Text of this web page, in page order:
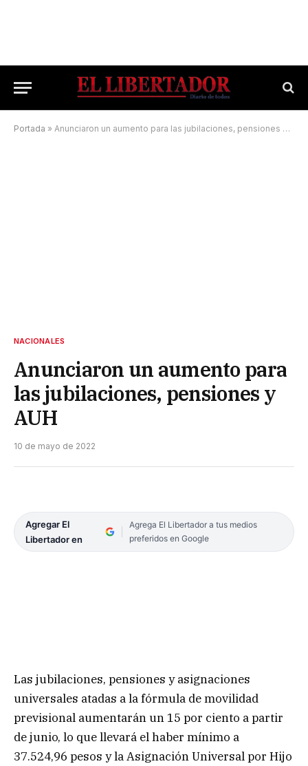
Portada » Anunciaron un aumento para las jubilaciones, pensiones y AUH
NACIONALES
Anunciaron un aumento para
las jubilaciones, pensiones y
AUH
10 de mayo de 2022
Agregar El
Libertador en
Agrega El Libertador a tus medios
preferidos en Google
Las jubilaciones, pensiones y asignaciones
universales atadas a la fórmula de movilidad
previsional aumentarán un 15 por ciento a partir
de junio, lo que llevará el haber mínimo a
37.524,96 pesos y la Asignación Universal por Hijo